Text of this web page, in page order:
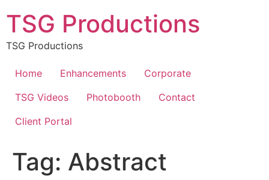
to
content
TSG Productions
TSG Productions
Home Enhancements
Corporate
TSG Videos
Photobooth
Contact
Client Portal
Tag: Abstract